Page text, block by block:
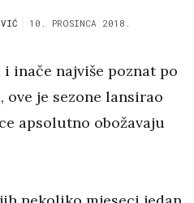
10. PROSINCA 2018.
inače najviše poznat po
je sezone lansirao
apsolutno obožavaju